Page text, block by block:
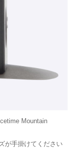
Mountain
が手掛けてください